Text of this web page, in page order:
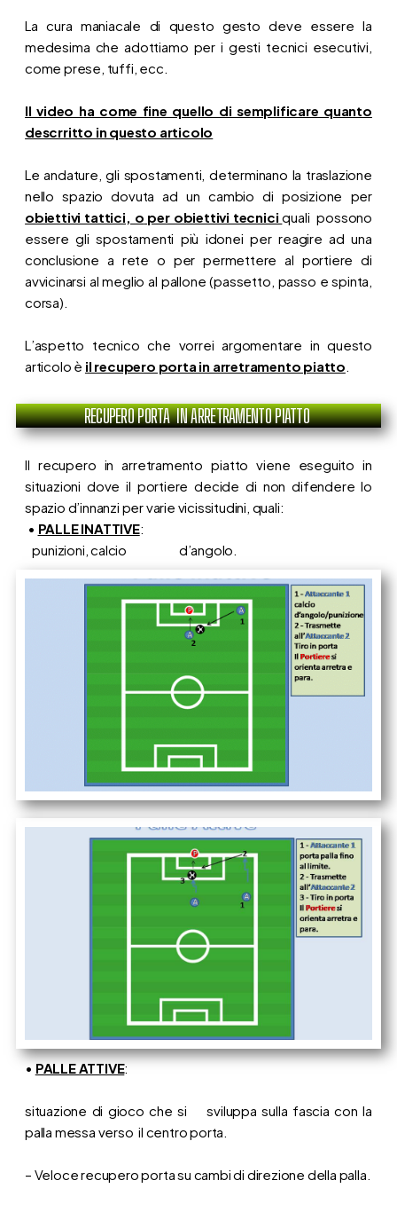
La cura maniacale di questo gesto deve essere la
medesima che adottiamo per i gesti tecnici esecutivi,
come prese, tuffi, ecc.
Il video ha come fine quello di semplificare quanto
descrritto in questo articolo
Le andature, gli spostamenti, determinano la traslazione
nello spazio dovuta ad un cambio di posizione per
obiettivi tattici, o per obiettivi tecniciquali possono
essere gli spostamenti più idonei per reagire ad una
conclusione a rete o per permettere al portiere di
avvicinarsi al meglio al pallone (passetto, passo e spinta,
corsa).
L’aspetto tecnico che vorrei argomentare in questo
articolo è il recupero porta in arretramento piatto.
RECUPERO PORTA IN ARRETRAMENTO PIATTO
Il recupero in arretramento piatto viene eseguito in
situazioni dove il portiere decide di non difendere lo
spazio d’innanzi per varie vicissitudini, quali:
• PALLE INATTIVE:
punizioni, calcio d’angolo.
• PALLE ATTIVE:
situazione di gioco che si sviluppa sulla fascia con la
palla messa verso il centro porta.
– Veloce recupero porta su cambi di direzione della palla.